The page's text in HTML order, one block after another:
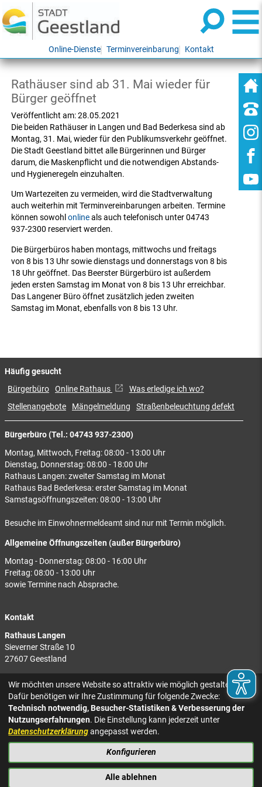
Online-Dienste Terminvereinbarung Kontakt
Rathäuser sind ab 31. Mai wieder für
Bürger geöffnet
Veröffentlicht am:28.05.2021
Die beiden Rathäuser in Langen und Bad Bederkesa sind ab
Montag, 31. Mai, wieder für den Publikumsverkehr geöffnet.
Die Stadt Geestland bittet alle Bürgerinnen und Bürger
darum, die Maskenpflicht und die notwendigen Abstands-
und Hygieneregeln einzuhalten.
Um Wartezeiten zu vermeiden, wird die Stadtverwaltung
auch weiterhin mit Terminvereinbarungen arbeiten. Termine
können sowohlonlineals auch telefonisch unter 04743
937-2300 reserviert werden.
Die Bürgerbüros haben montags, mittwochs und freitags
von 8 bis 13 Uhr sowie dienstags und donnerstags von 8 bis
18 Uhr geöffnet. Das Beerster Bürgerbüro ist außerdem
jeden ersten Samstag im Monat von 8 bis 13 Uhr erreichbar.
Das Langener Büro öffnet zusätzlich jeden zweiten
Samstag im Monat, ebenfalls von 8 bis 13 Uhr.
Bürgerbüro (Tel.: 04743 937-2300)
Montag, Mittwoch, Freitag: 08:00 - 13:00 Uhr
Dienstag, Donnerstag: 08:00 - 18:00 Uhr
Rathaus Langen: zweiter Samstag im Monat
Rathaus Bad Bederkesa: erster Samstag im Monat
Samstagsöffnungszeiten: 08:00 - 13:00 Uhr
Besuche im Einwohnermeldeamt sind nur mit Termin möglich.
Allgemeine Öffnungszeiten (außer Bürgerbüro)
Montag - Donnerstag: 08:00 - 16:00 Uhr
Freitag: 08:00 - 13:00 Uhr
sowie Termine nach Absprache.
Kontakt
Rathaus Langen
Sieverner Straße 10
27607 Geestland
Rathaus Bad Bederkesa
Am Markt 8
27624 Geestland
Tel.: 04743 937-2300
Häufig gesucht
Bürgerbüro Online Rathaus
Was erledige ich wo?
Stellenangebote
Mängelmeldung Straßenbeleuchtung defekt
KONTAKT
IMPRESSUM
NACH OBEN
Wir möchten unsere Website so attraktiv wie möglich gestalten.
Dafür benötigen wir Ihre Zustimmung für folgende Zwecke:
Technisch notwendig, Besucher-Statistiken & Verbesserung der
Nutzungserfahrungen. Die Einstellung kann jederzeit unter
Datenschutzerklärungangepasst werden.
Konfigurieren
Alle ablehnen